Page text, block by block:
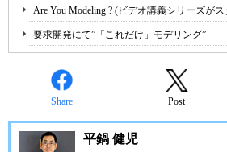
Are You Modeling ? (ビデオ講義シリーズが
要求開発にて”「これだけ」モデリング”
Share Post
平鍋 健児